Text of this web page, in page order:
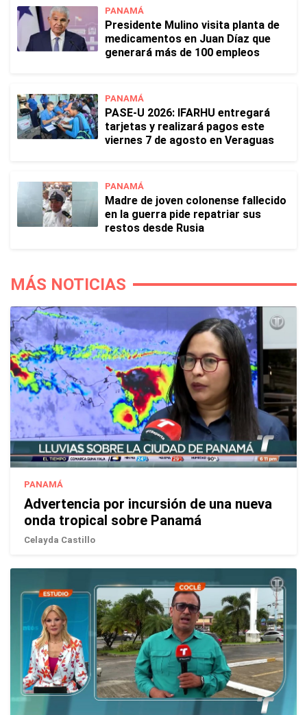
PANAMÁ
Presidente Mulino visita planta de
medicamentos en Juan Díaz que
generará más de 100 empleos
PANAMÁ
PASE-U 2026: IFARHU entregará
tarjetas y realizará pagos este
viernes 7 de agosto en Veraguas
PANAMÁ
Madre de joven colonense fallecido
en la guerra pide repatriar sus
restos desde Rusia
MÁS NOTICIAS
PANAMÁ
Advertencia por incursión de una nueva
onda tropical sobre Panamá
Celayda Castillo